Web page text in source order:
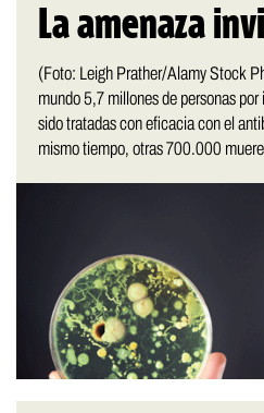
La amenaza
(Foto: Leigh Prather/Alamy Stock
mundo 5,7 millones de personas
sido tratadas con eficacia con el
mismo tiempo, otras 700.000